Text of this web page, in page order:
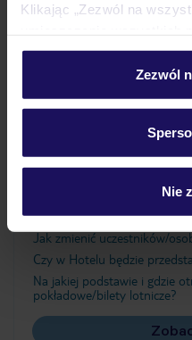
Klikając „Zezwól na
personalizować swój
Szczegółowe informacje
Zezwól
Nie
Ważne informacje
Jak zmienić uczestników/
Czy w Hotelu będzie
Na jakiej podstawie i gdzie
pokładowe/bilety lotnicze?